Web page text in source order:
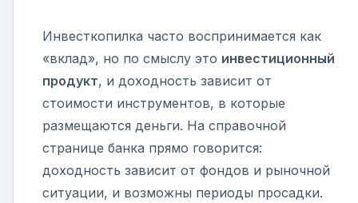
Инвесткопилка часто воспринимается как
«вклад», но по смыслу это инвестиционный
продукт, и доходность зависит от
стоимости инструментов, в которые
размещаются деньги. На справочной
странице банка прямо говорится:
доходность зависит от фондов и рыночной
ситуации, и возможны периоды просадки.